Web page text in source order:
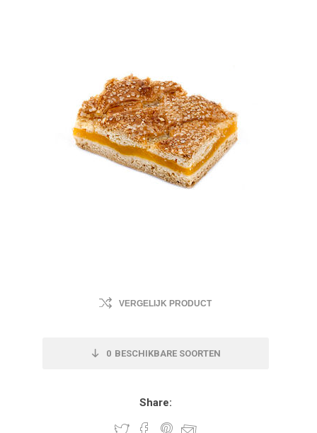
VERGELIJK PRODUCT
0 BESCHIKBARE SOORTEN
Share: